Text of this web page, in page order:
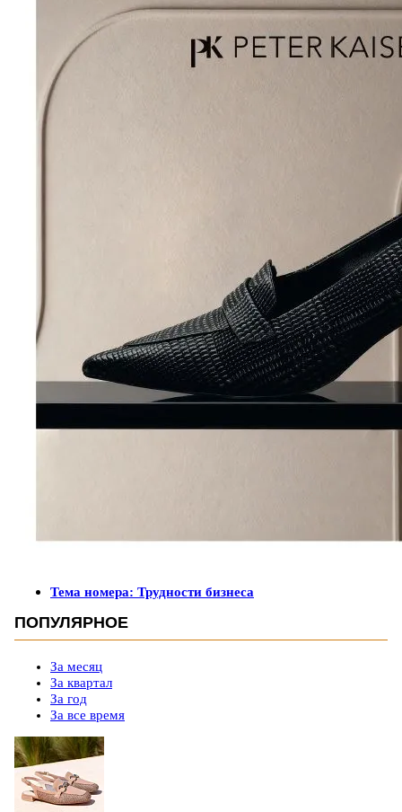
Тема номера: Трудности бизнеса
ПОПУЛЯРНОЕ
За месяц
За квартал
За год
За все время